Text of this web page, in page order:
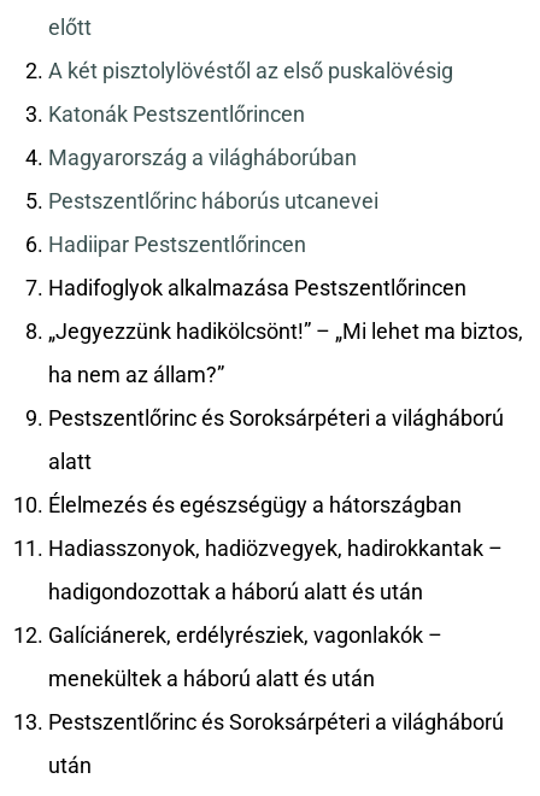
előtt
A két pisztolylövéstől az első puskalövésig
Katonák Pestszentlőrincen
Magyarország a világháborúban
Pestszentlőrinc háborús utcanevei
Hadiipar Pestszentlőrincen
Hadifoglyok alkalmazása Pestszentlőrincen
„Jegyezzünk hadikölcsönt!” – „Mi lehet ma biztos,
ha nem az állam?”
Pestszentlőrinc és Soroksárpéteri a világháború
alatt
Élelmezés és egészségügy a hátországban
Hadiasszonyok, hadiözvegyek, hadirokkantak –
hadigondozottak a háború alatt és után
Galíciánerek, erdélyrésziek, vagonlakók –
menekültek a háború alatt és után
Pestszentlőrinc és Soroksárpéteri a világháború
után